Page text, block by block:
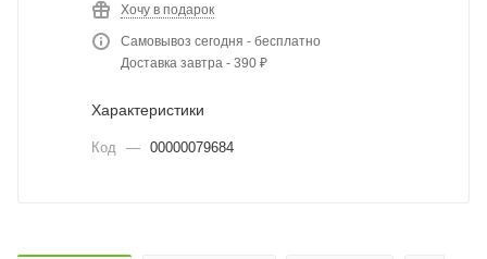
Хочу в подарок
Самовывоз сегодня - бесплатно
Доставка завтра - 390 ₽
Характеристики
Код — 00000079684